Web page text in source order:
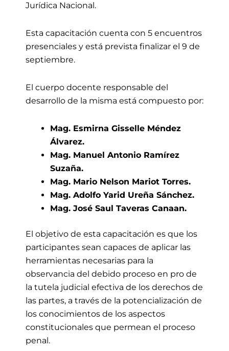
Jurídica Nacional.
Esta capacitación cuenta con 5 encuentros
presenciales y está prevista finalizar el 9 de
septiembre.
El cuerpo docente responsable del
desarrollo de la misma está compuesto por:
Mag. Esmirna Gisselle Méndez
Álvarez.
Mag. Manuel Antonio Ramírez
Suzaña.
Mag. Mario Nelson Mariot Torres.
Mag. Adolfo Yarid Ureña Sánchez.
Mag. José Saul Taveras Canaan.
El objetivo de esta capacitación es que los
participantes sean capaces de aplicar las
herramientas necesarias para la
observancia del debido proceso en pro de
la tutela judicial efectiva de los derechos de
las partes, a través de la potencialización de
los conocimientos de los aspectos
constitucionales que permean el proceso
penal.